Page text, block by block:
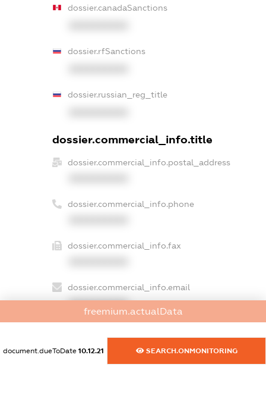
dossier.canadaSanctions
dossier.rfSanctions
dossier.russian_reg_title
dossier.commercial_info.title
dossier.commercial_info.postal_address
dossier.commercial_info.phone
dossier.commercial_info.fax
dossier.commercial_info.email
XXXXXXXXXX
freemium.actualData
document.dueToDate 10.12.21 SEARCH.ONMONITORING